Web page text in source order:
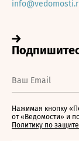
Нажимая кнопку
от «Ведомости» и
Политику по